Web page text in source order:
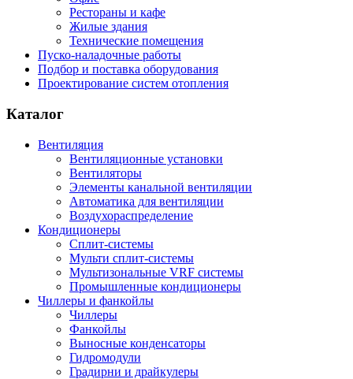
Рестораны и кафе
Жилые здания
Технические помещения
Пуско-наладочные работы
Подбор и поставка оборудования
Проектирование систем отопления
Каталог
Вентиляция
Вентиляционные установки
Вентиляторы
Элементы канальной вентиляции
Автоматика для вентиляции
Воздухораспределение
Кондиционеры
Сплит-системы
Мульти сплит-системы
Мультизональные VRF системы
Промышленные кондиционеры
Чиллеры и фанкойлы
Чиллеры
Фанкойлы
Выносные конденсаторы
Гидромодули
Градирни и драйкулеры